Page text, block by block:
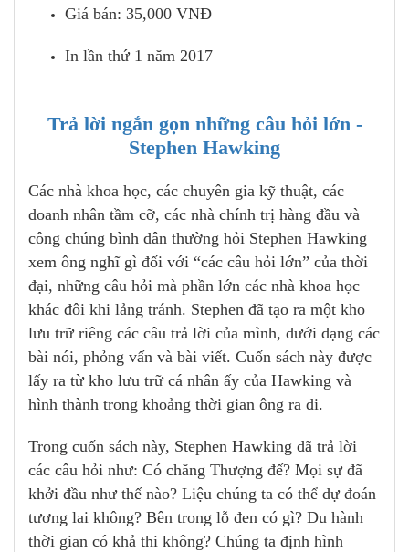
Giá bán: 35,000 VNĐ
In lần thứ 1 năm 2017
Trả lời ngắn gọn những câu hỏi lớn -
Stephen Hawking
Các nhà khoa học, các chuyên gia kỹ thuật, các
doanh nhân tầm cỡ, các nhà chính trị hàng đầu và
công chúng bình dân thường hỏi Stephen Hawking
xem ông nghĩ gì đối với “các câu hỏi lớn” của thời
đại, những câu hỏi mà phần lớn các nhà khoa học
khác đôi khi lảng tránh. Stephen đã tạo ra một kho
lưu trữ riêng các câu trả lời của mình, dưới dạng các
bài nói, phỏng vấn và bài viết. Cuốn sách này được
lấy ra từ kho lưu trữ cá nhân ấy của Hawking và
hình thành trong khoảng thời gian ông ra đi.
Trong cuốn sách này, Stephen Hawking đã trả lời
các câu hỏi như: Có chăng Thượng đế? Mọi sự đã
khởi đầu như thế nào? Liệu chúng ta có thể dự đoán
tương lai không? Bên trong lỗ đen có gì? Du hành
thời gian có khả thi không? Chúng ta định hình